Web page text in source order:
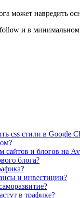
может навредить
и в минимальном
css стили в Google
и блогов на
блога?
и инвестиции?
в трафике?